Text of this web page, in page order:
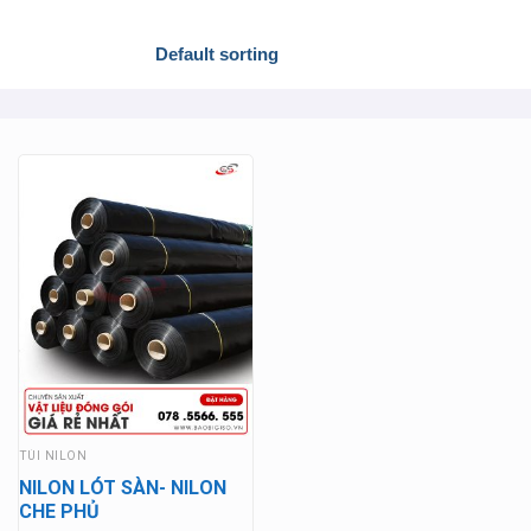
TÚI NILON
NILON LÓT SÀN- NILON
CHE PHỦ